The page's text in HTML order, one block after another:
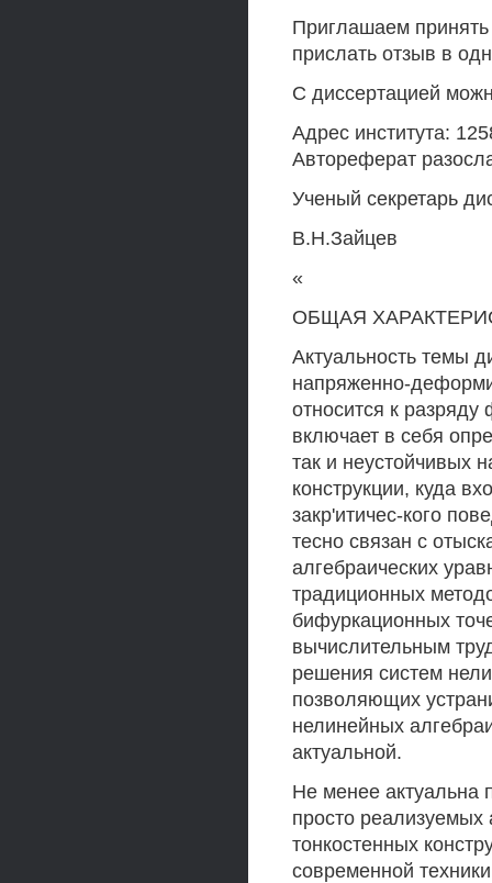
Приглашаем
прислать отзыв в
С диссертацией
Адрес института:
Автореферат
Ученый секретарь
В.Н.Зайцев
«
ОБЩАЯ
Актуальность темы
напряженно-
относится к
включает в себя
так и неустойчивых
конструкции, куда
закр'итичес-кого
тесно связан с
алгебраических
традиционных
бифуркационных
вычислительным
решения систем
позволяющих
нелинейных
актуальной.
Не менее актуальна
просто реализуемых
тонкостенных
современной